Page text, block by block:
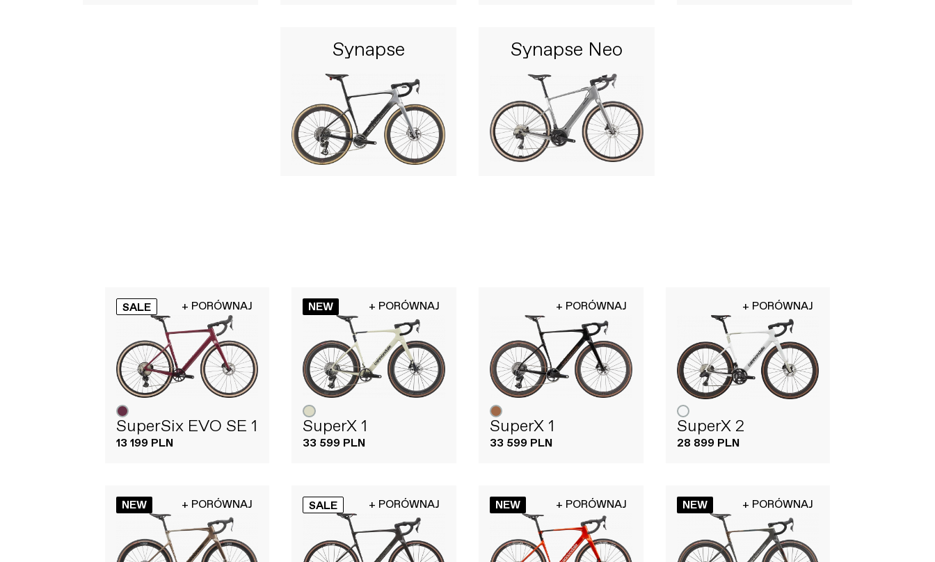
Synapse Synapse Neo
SALE + PORÓWNAJ
SuperSix EVO SE 1
13 199 PLN
NEW + PORÓWNAJ
SuperX 1
33 599 PLN
+ PORÓWNAJ
SuperX 1
33 599 PLN
+ PORÓWNAJ
SuperX 2
28 899 PLN
NEW + PORÓWNAJ SALE + PORÓWNAJ NEW + PORÓWNAJ NEW + PORÓWNAJ